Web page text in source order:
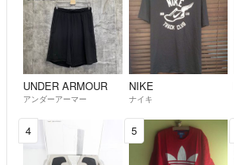
UNDER ARMOUR
アンダーアーマー
NIKE
ナイキ
4 5